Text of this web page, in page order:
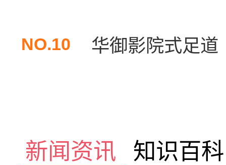
NO.10 华御影院式足道
新闻资讯 知识百科